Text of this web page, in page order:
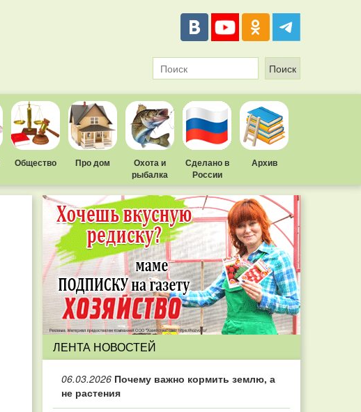
Общество Про дом
Охота и
рыбалка
Сделано в
России
Архив
ЛЕНТА НОВОСТЕЙ
06.03.2026 Почему важно кормить землю, а
не растения